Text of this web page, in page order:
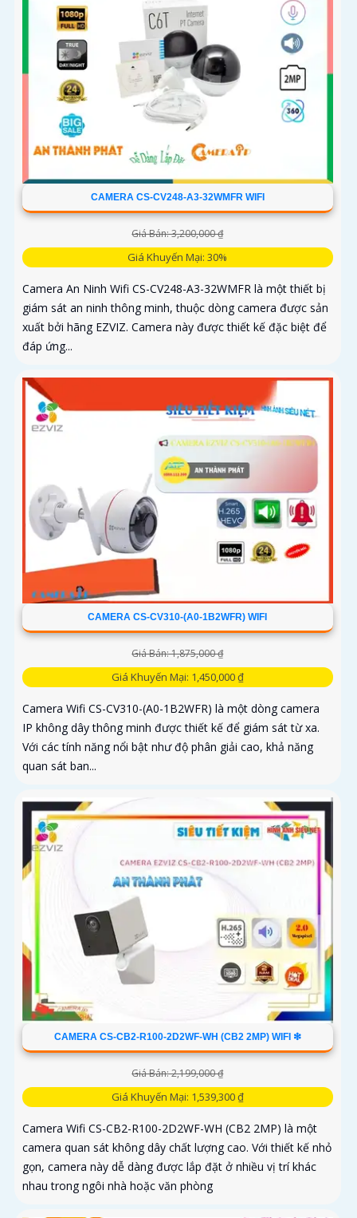
CAMERA CS-CV248-A3-32WMFR WIFI
Giá Bán: 3,200,000 ₫
Giá Khuyến Mại: 30%
Camera An Ninh Wifi CS-CV248-A3-32WMFR là một thiết bị
giám sát an ninh thông minh, thuộc dòng camera được sản
xuất bởi hãng EZVIZ. Camera này được thiết kế đặc biệt để
đáp ứng...
CAMERA CS-CV310-(A0-1B2WFR) WIFI
Giá Bán: 1,875,000 ₫
Giá Khuyến Mại: 1,450,000 ₫
Camera Wifi CS-CV310-(A0-1B2WFR) là một dòng camera
IP không dây thông minh được thiết kế để giám sát từ xa.
Với các tính năng nổi bật như độ phân giải cao, khả năng
quan sát ban...
CAMERA CS-CB2-R100-2D2WF-WH (CB2 2MP) WIFI ❇
Giá Bán: 2,199,000 ₫
Giá Khuyến Mại: 1,539,300 ₫
Camera Wifi CS-CB2-R100-2D2WF-WH (CB2 2MP) là một
camera quan sát không dây chất lượng cao. Với thiết kế nhỏ
gọn, camera này dễ dàng được lắp đặt ở nhiều vị trí khác
nhau trong ngôi nhà hoặc văn phòng